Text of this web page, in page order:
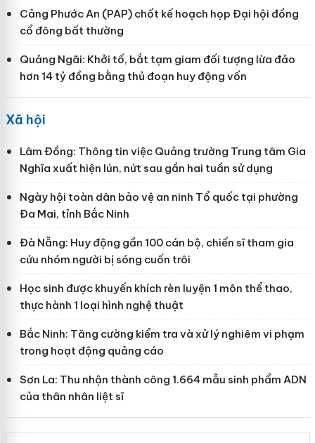
Cảng Phước An (PAP) chốt kế hoạch họp Đại hội đồng
cổ đông bất thường
Quảng Ngãi: Khởi tố, bắt tạm giam đối tượng lừa đảo
hơn 14 tỷ đồng bằng thủ đoạn huy động vốn
Xã hội
Lâm Đồng: Thông tin việc Quảng trường Trung tâm Gia
Nghĩa xuất hiện lún, nứt sau gần hai tuần sử dụng
Ngày hội toàn dân bảo vệ an ninh Tổ quốc tại phường
Đa Mai, tỉnh Bắc Ninh
Đà Nẵng: Huy động gần 100 cán bộ, chiến sĩ tham gia
cứu nhóm người bị sóng cuốn trôi
Học sinh được khuyến khích rèn luyện 1 môn thể thao,
thực hành 1 loại hình nghệ thuật
Bắc Ninh: Tăng cường kiểm tra và xử lý nghiêm vi phạm
trong hoạt động quảng cáo
Sơn La: Thu nhận thành công 1.664 mẫu sinh phẩm ADN
của thân nhân liệt sĩ